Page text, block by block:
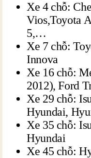
Xe 4 chỗ:
Vios,Toyota
5,…
Xe 7 chỗ:
Innova
Xe 16 chỗ:
2012), Ford
Xe 29 chỗ:
Hyundai,
Xe 35 chỗ:
Hyundai
Xe 45 chỗ: